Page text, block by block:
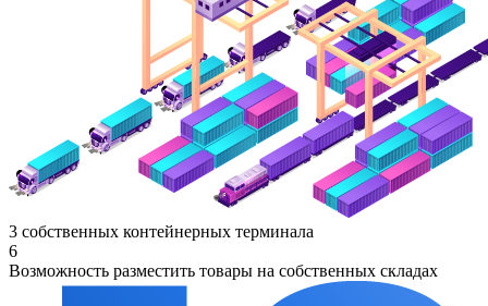
3 собственных контейнерных терминала
6
Возможность разместить товары на собственных складах